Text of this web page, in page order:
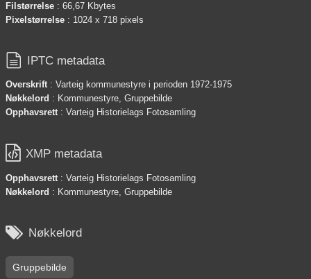
Filstørrelse : 66,67 Kbytes
Pixelstørrelse : 1024 x 718 pixels
 IPTC metadata
Overskrift: Varteig kommunestyre i perioden 1972-1975
Nøkkelord : Kommunestyre, Gruppebilde
Opphavsrett: Varteig Historielags Fotosamling
 XMP metadata
Opphavsrett: Varteig Historielags Fotosamling
Nøkkelord : Kommunestyre, Gruppebilde
 Nøkkelord
Gruppebilde